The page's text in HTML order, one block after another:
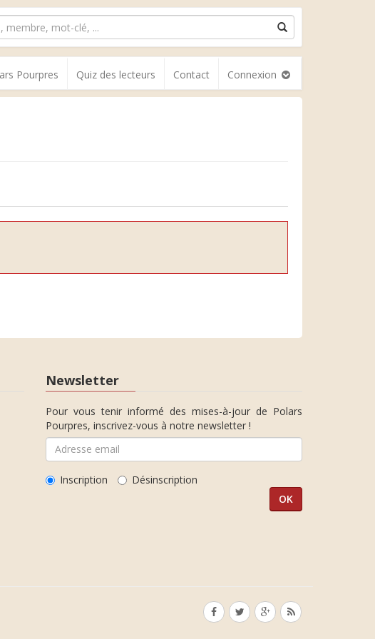
Pourpres Quiz des lecteurs Contact Connexion
Newsletter
Pour vous tenir informé des mises-à-jour de Polars
Pourpres, inscrivez-vous à notre newsletter !
Inscription Désinscription